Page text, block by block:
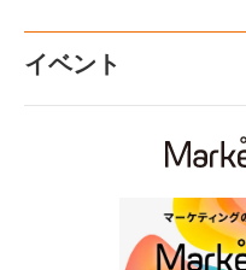
イベント